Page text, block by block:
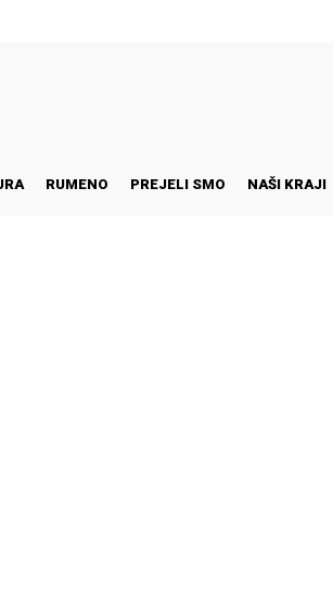
RUMENO PREJELI SMO NAŠI KRAJI